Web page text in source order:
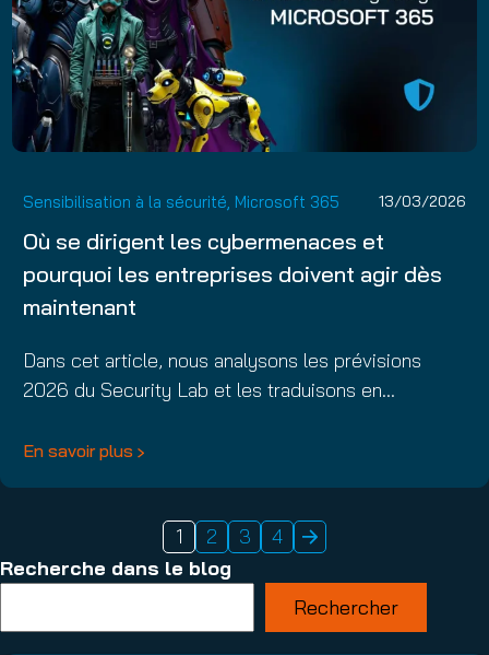
Sensibilisation à la sécurité, Microsoft 365 13/03/2026
Où se dirigent les cybermenaces et
pourquoi les entreprises doivent agir dès
maintenant
Dans cet article, nous analysons les prévisions
2026 du Security Lab et les traduisons en…
En savoir plus
1 2 3
4
Recherche dans le blog
Rechercher